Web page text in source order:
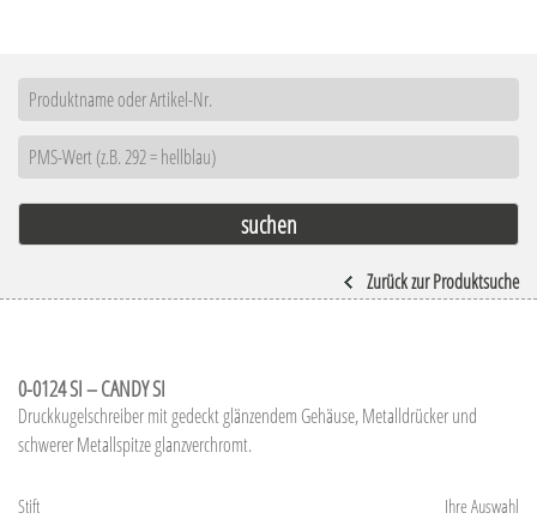
Zurück zur Produktsuche
0-0124 SI – CANDY SI
Druckkugelschreiber mit gedeckt glänzendem Gehäuse, Metalldrücker und
schwerer Metallspitze glanzverchromt.
Ihre Auswahl
Stift